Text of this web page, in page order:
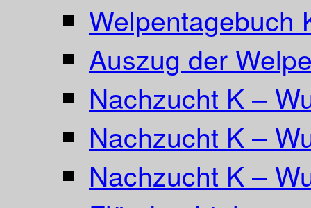
Welpentagebuch
Auszug der
Nachzucht K –
Nachzucht K –
Nachzucht K –